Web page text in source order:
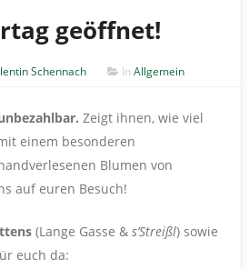
geöffnet!
Schennach In Allgemein
Zeigt ihnen, wie viel
einem besonderen
Blumen von
auf euren Besuch!
(Lange Gasse & s’Streißl) sowie
euch da: